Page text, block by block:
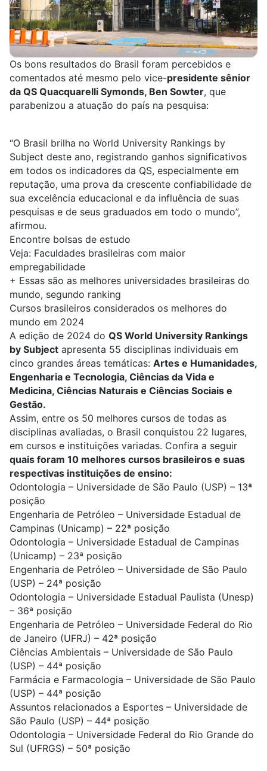
Os bons resultados do Brasil foram percebidos e
comentados até mesmo pelo vice-presidente sênior
da QS Quacquarelli Symonds, Ben Sowter, que
parabenizou a atuação do país na pesquisa:
“O Brasil brilha no World University Rankings by
Subject deste ano, registrando ganhos significativos
em todos os indicadores da QS, especialmente em
reputação, uma prova da crescente confiabilidade de
sua excelência educacional e da influência de suas
pesquisas e de seus graduados em todo o mundo”,
afirmou.
Encontre bolsas de estudo
Veja: Faculdades brasileiras com maior
empregabilidade
+ Essas são as melhores universidades brasileiras do
mundo, segundo ranking
Cursos brasileiros considerados os melhores do
mundo em 2024
A edição de 2024 do QS World University Rankings
by Subject apresenta 55 disciplinas individuais em
cinco grandes áreas temáticas: Artes e Humanidades,
Engenharia e Tecnologia, Ciências da Vida e
Medicina, Ciências Naturais e Ciências Sociais e
Gestão.
Assim, entre os 50 melhores cursos de todas as
disciplinas avaliadas, o Brasil conquistou 22 lugares,
em cursos e instituições variadas. Confira a seguir
quais foram 10 melhores cursos brasileiros e suas
respectivas instituições de ensino:
Odontologia – Universidade de São Paulo (USP) – 13ª
posição
Engenharia de Petróleo – Universidade Estadual de
Campinas (Unicamp) – 22ª posição
Odontologia – Universidade Estadual de Campinas
(Unicamp) – 23ª posição
Engenharia de Petróleo – Universidade de São Paulo
(USP) – 24ª posição
Odontologia – Universidade Estadual Paulista (Unesp)
– 36ª posição
Engenharia de Petróleo – Universidade Federal do Rio
de Janeiro (UFRJ) – 42ª posição
Ciências Ambientais – Universidade de São Paulo
(USP) – 44ª posição
Farmácia e Farmacologia – Universidade de São Paulo
(USP) – 44ª posição
Assuntos relacionados a Esportes – Universidade de
São Paulo (USP) – 44ª posição
Odontologia – Universidade Federal do Rio Grande do
Sul (UFRGS) – 50ª posição